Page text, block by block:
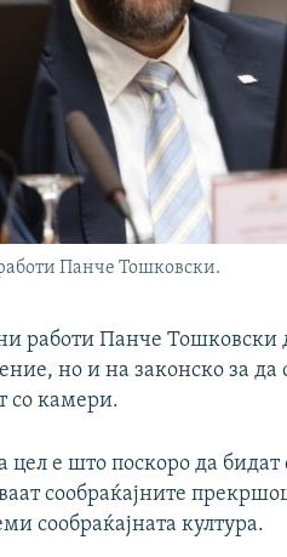
Панче Тошковски.
работи Панче Тошковски
но и на законско за
со камери.
цел е што поскоро да
сообраќајните
сообраќајната култура.